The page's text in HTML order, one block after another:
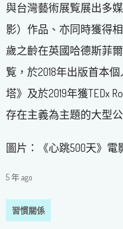
與台灣藝術展覧展出多
影）作品、亦同時獲得
歲之齡在英國哈德斯菲
覧，於2018年出版首本
塔》及於2019年獲TEDx
存在主義為主題的大型
圖片：《心跳500天》電
5 年 ago
習慣關係